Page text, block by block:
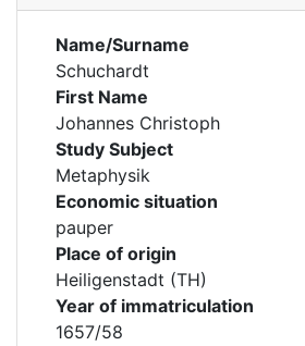
Name/Surname
Schuchardt
First Name
Johannes Christoph
Study Subject
Metaphysik
Economic situation
pauper
Place of origin
Heiligenstadt (TH)
Year of immatriculation
1657/58